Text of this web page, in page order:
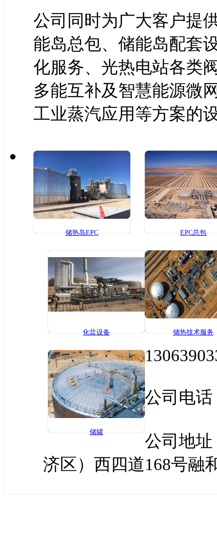
公司同时为广大客户提
能岛总包、储能岛配套
化服务、光热电站各类
多能互补及智慧能源微
工业蒸汽应用等方案的
储热岛EPC EPC总包
化盐设备 储热技术服务
储罐
公司电话
公司地
济区）西四道168号融